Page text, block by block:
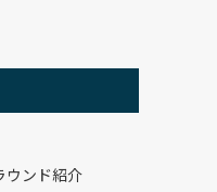
ウンド紹介